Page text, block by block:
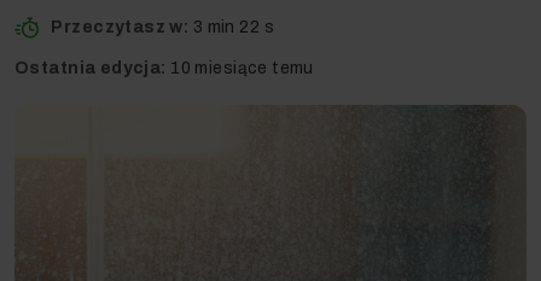
Przeczytasz w: 3 min 22 s
Ostatnia edycja: 10 miesiące temu